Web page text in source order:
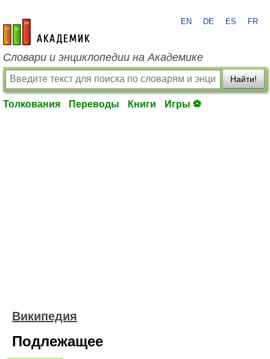
academic.ru
EN DE ES FR
Словари и энциклопедии на Академике
Найти!
Толкования Переводы Книги Игры ⚽
Википедия
Подлежащее